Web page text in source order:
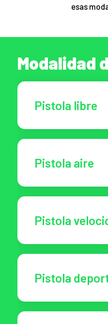
esas
Modalidad
Pistola libre
Pistola aire
Pistola
Pistola